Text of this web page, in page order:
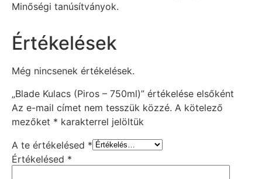
Minőségi tanúsítványok.
Értékelések
Még nincsenek értékelések.
„Blade Kulacs (Piros – 750ml)” értékelése elsőként
Az e-mail címet nem tesszük közzé. A kötelező
mezőket * karakterrel jelöltük
A te értékelésed *
Értékelésed *